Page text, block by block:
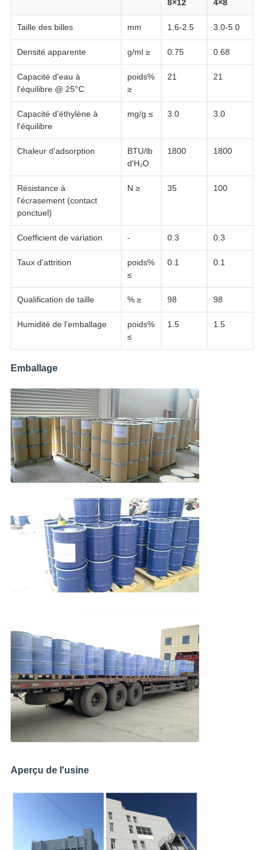
8×12 4×8
Taille des billes mm 1.6-2.5 3.0-5.0
Densité apparente g/ml ≥ 0.75 0.68
Capacité d'eau à
l'équilibre @ 25°C
poids%
≥
21 21
Capacité d'éthylène à
l'équilibre
mg/g ≤ 3.0 3.0
Chaleur d'adsorption
BTU/lb
d'H₂O
1800 1800
Résistance à
l'écrasement (contact
ponctuel)
N ≥ 35 100
Coefficient de variation - 0.3 0.3
Taux d'attrition
poids%
≤
0.1 0.1
Qualification de taille % ≥ 98 98
Humidité de l'emballage
poids%
≤
1.5 1.5
Emballage
Aperçu de l'usine